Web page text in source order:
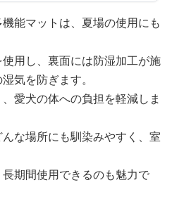
能マットは、夏場の使用にも
用し、裏面には防湿加工が施
気を防ぎます。
愛犬の体への負担を軽減しま
な場所にも馴染みやすく、室
期間使用できるのも魅力で